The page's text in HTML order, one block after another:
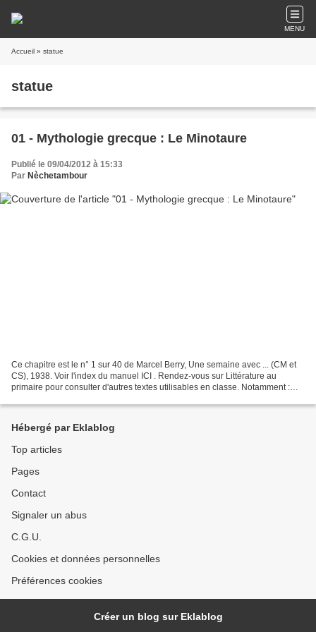
MENU
Accueil » statue
statue
01 - Mythologie grecque : Le Minotaure
Publié le 09/04/2012 à 15:33
Par Nèchetambour
Ce chapitre est le n° 1 sur 40 de Marcel Berry, Une semaine avec ... (CM et
CS), 1938. Voir l'index du manuel ICI . Rendez-vous sur Littérature au
primaire pour consulter d'autres textes utilisables en classe. Notamment :
Hébergé par Eklablog
Top articles
Pages
Contact
Signaler un abus
C.G.U.
Cookies et données personnelles
Préférences cookies
Créer un blog sur Eklablog